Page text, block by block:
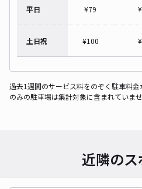
平日 ¥79 ¥
土日祝 ¥100 ¥
過去1週間のサービス料をのぞく駐車料
のみの駐車場は集計対象に含まれていませ
近隣のス